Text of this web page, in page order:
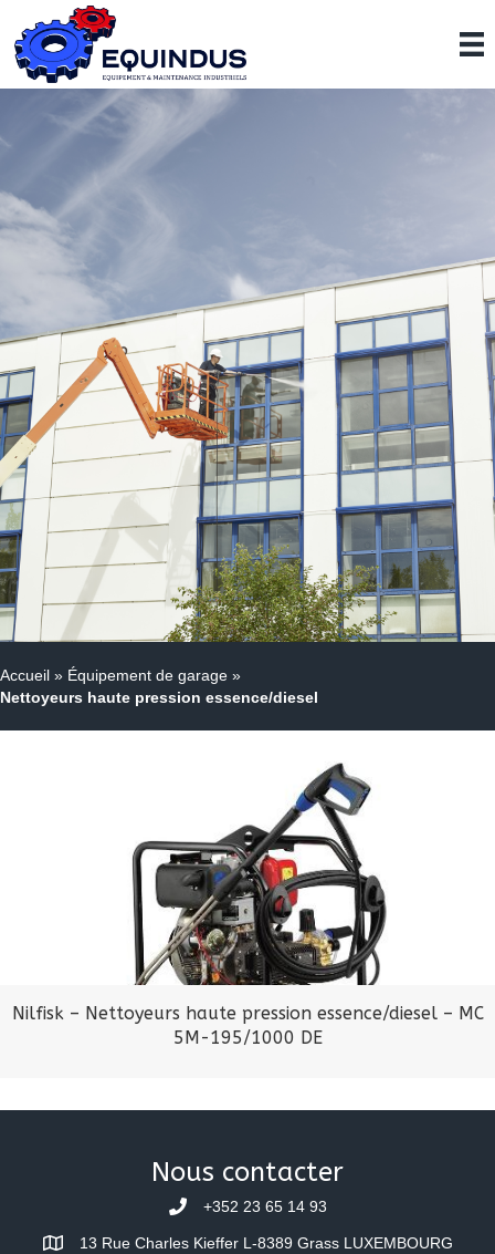
Accueil » Équipement de garage »
Nettoyeurs haute pression essence/diesel
Nilfisk – Nettoyeurs haute pression essence/diesel – MC
5M-195/1000 DE
Nous contacter
+352 23 65 14 93
13 Rue Charles Kieffer L-8389 Grass LUXEMBOURG